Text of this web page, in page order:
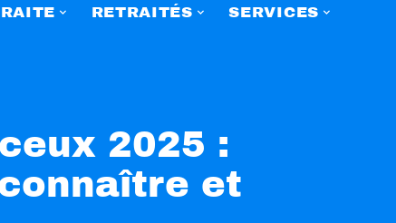
RETRAITÉS SERVICES
2025 :
et